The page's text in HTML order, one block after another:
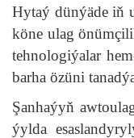
Hytaý dünýäde iň
köne ulag
tehnologiýalar
barha özüni
Şanhaýyň
ýylda